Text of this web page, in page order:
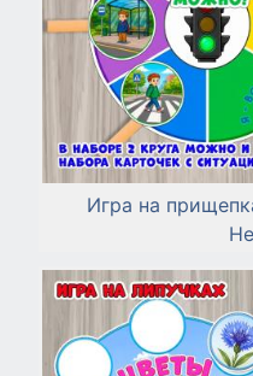
Игра на